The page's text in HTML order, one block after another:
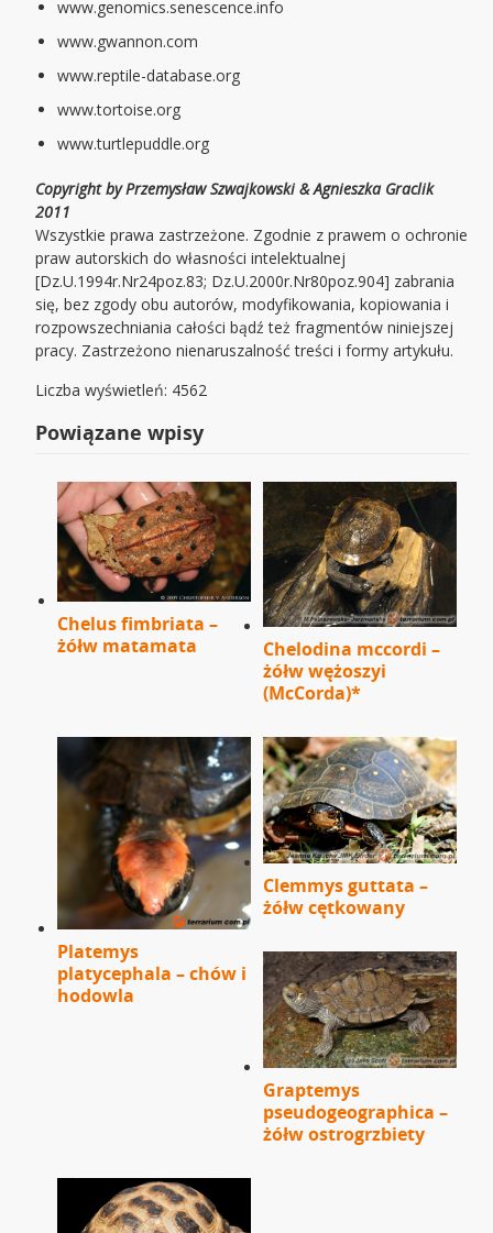
www.genomics.senescence.info
www.gwannon.com
www.reptile-database.org
www.tortoise.org
www.turtlepuddle.org
Copyright by Przemysław Szwajkowski & Agnieszka Graclik
2011
Wszystkie prawa zastrzeżone. Zgodnie z prawem o ochronie
praw autorskich do własności intelektualnej
[Dz.U.1994r.Nr24poz.83; Dz.U.2000r.Nr80poz.904] zabrania
się, bez zgody obu autorów, modyfikowania, kopiowania i
rozpowszechniania całości bądź też fragmentów niniejszej
pracy. Zastrzeżono nienaruszalność treści i formy artykułu.
Liczba wyświetleń: 4562
Powiązane wpisy
Chelus fimbriata –
żółw matamata
Chelodina mccordi –
żółw wężoszyi
(McCorda)*
Platemys
platycephala – chów i
hodowla
Clemmys guttata –
żółw cętkowany
Graptemys
pseudogeographica –
żółw ostrogrzbiety